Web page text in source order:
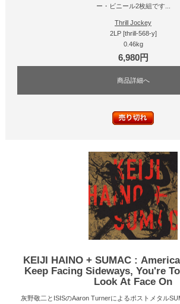
ー・ビニール2枚組です...
Thrill Jockey
2LP [thrill-568-y]
0.46kg
6,980円
商品詳細へ
KEIJI HAINO + SUMAC :
Keep Facing Sideways, You're
Look At Face On
灰野敬二とISISのAaron Turnerによるポストメタル